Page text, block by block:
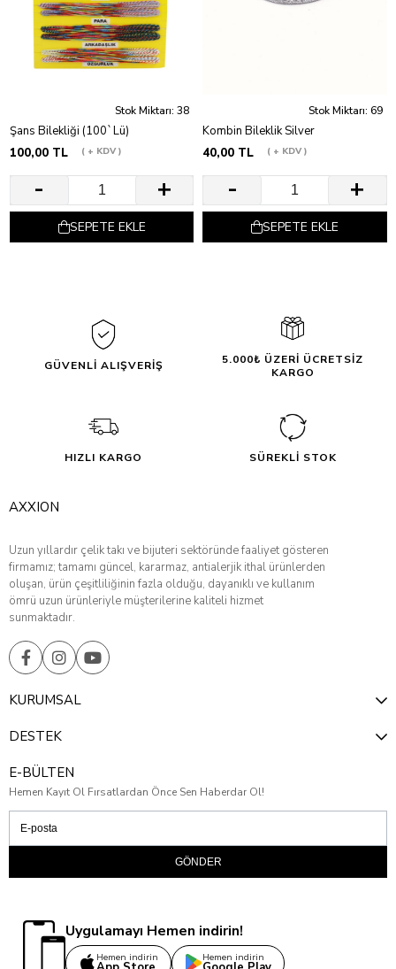
Stok Miktarı: 38
Şans Bilekliği (100`Lü)
100,00 TL
+ KDV
SEPETE EKLE
Stok Miktarı: 69
Kombin Bileklik Silver
40,00 TL
+ KDV
SEPETE EKLE
GÜVENLİ ALIŞVERİŞ
5.000₺ ÜZERİ ÜCRETSİZ
KARGO
HIZLI KARGO SÜREKLİ STOK
AXXION
Uzun yıllardır çelik takı ve bijuteri sektöründe faaliyet gösteren
firmamız; tamamı güncel, kararmaz, antialerjik ithal ürünlerden
oluşan, ürün çeşitliliğinin fazla olduğu, dayanıklı ve kullanım
ömrü uzun ürünleriyle müşterilerine kaliteli hizmet
sunmaktadır.
KURUMSAL
DESTEK
E-BÜLTEN
Hemen Kayıt Ol Fırsatlardan Önce Sen Haberdar Ol!
GÖNDER
Uygulamayı Hemen indirin!
Hemen indirin Hemen indirin